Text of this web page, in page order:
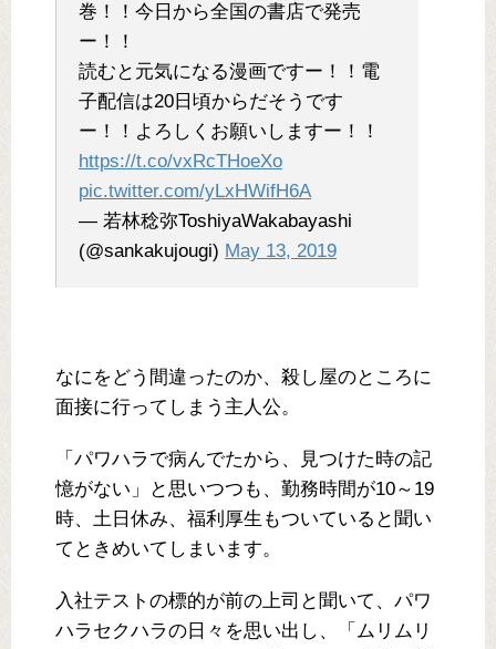
巻！！今日から全国の書店で発売
ー！！
読むと元気になる漫画ですー！！電
子配信は20日頃からだそうです
ー！！よろしくお願いしますー！！
https://t.co/vxRcTHoeXo
pic.twitter.com/yLxHWifH6A
— 若林稔弥ToshiyaWakabayashi
(@sankakujougi) May 13, 2019
なにをどう間違ったのか、殺し屋のところに
面接に行ってしまう主人公。
「パワハラで病んでたから、見つけた時の記
憶がない」と思いつつも、勤務時間が10～19
時、土日休み、福利厚生もついていると聞い
てときめいてしまいます。
入社テストの標的が前の上司と聞いて、パワ
ハラセクハラの日々を思い出し、「ムリムリ